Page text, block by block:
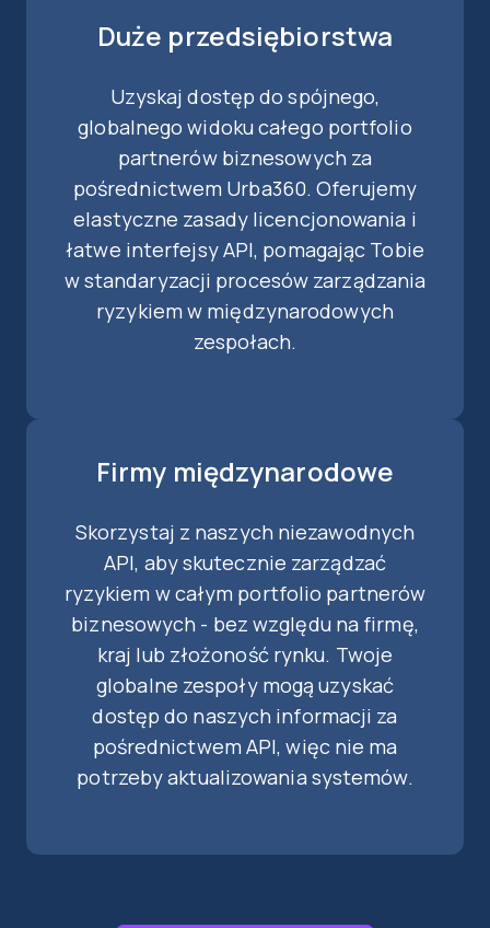
Duże przedsiębiorstwa
Uzyskaj dostęp do spójnego,
globalnego widoku całego portfolio
partnerów biznesowych za
pośrednictwem Urba360. Oferujemy
elastyczne zasady licencjonowania i
łatwe interfejsy API, pomagając Tobie
w standaryzacji procesów zarządzania
ryzykiem w międzynarodowych
zespołach.
Firmy międzynarodowe
Skorzystaj z naszych niezawodnych
API, aby skutecznie zarządzać
ryzykiem w całym portfolio partnerów
biznesowych - bez względu na firmę,
kraj lub złożoność rynku. Twoje
globalne zespoły mogą uzyskać
dostęp do naszych informacji za
pośrednictwem API, więc nie ma
potrzeby aktualizowania systemów.